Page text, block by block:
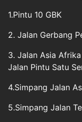
1.Pintu 10 GBK
2. Jalan Gerbang
3. Jalan Asia
Jalan Pintu Satu
4.Simpang Jalan
5.Simpang Jalan